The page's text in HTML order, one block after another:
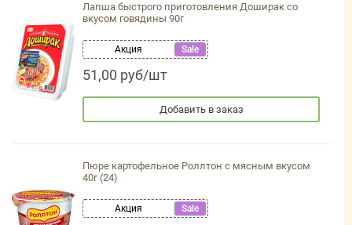
Лапша быстрого приготовления Доширак со
вкусом говядины 90г
Акция Sale
51,00 руб/шт
Добавить в заказ
Пюре картофельное Роллтон с мясным вкусом
40г (24)
Акция Sale